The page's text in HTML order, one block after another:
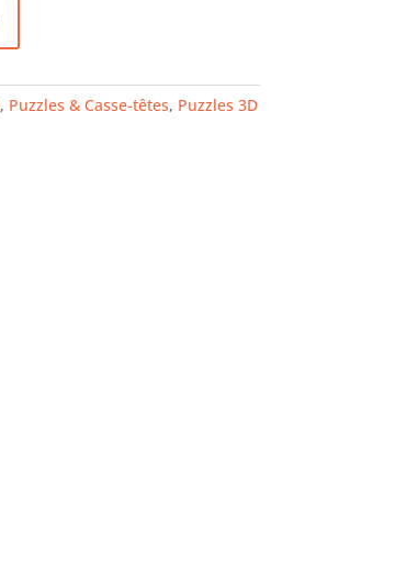
, Puzzles & Casse-têtes, Puzzles 3D